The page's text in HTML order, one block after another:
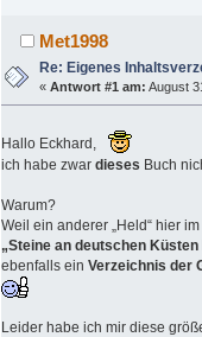
Met1998
Re: Eigenes
«Antwort #1 am: August
Hallo Eckhard,
ich habe zwar dieses Buch
Warum?
Weil ein anderer „Held“ hier
„Steine an deutschen
ebenfalls ein Verzeichnis der
Leider habe ich mir diese